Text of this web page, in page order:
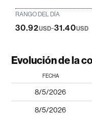
RANGO DEL DÍA
30.92USD-31.40USD
Evolución de la
FECHA
8/5/2026
8/5/2026